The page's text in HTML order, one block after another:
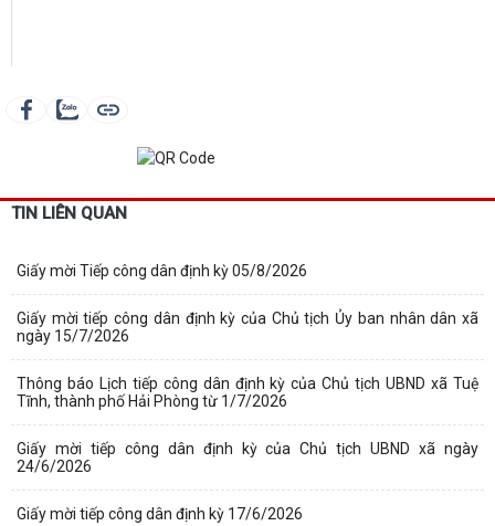
TIN LIÊN QUAN
Giấy mời Tiếp công dân định kỳ 05/8/2026
Giấy mời tiếp công dân định kỳ của Chủ tịch Ủy ban nhân dân xã
ngày 15/7/2026
Thông báo Lịch tiếp công dân định kỳ của Chủ tịch UBND xã Tuệ
Tĩnh, thành phố Hải Phòng từ 1/7/2026
Giấy mời tiếp công dân định kỳ của Chủ tịch UBND xã ngày
24/6/2026
Giấy mời tiếp công dân định kỳ 17/6/2026